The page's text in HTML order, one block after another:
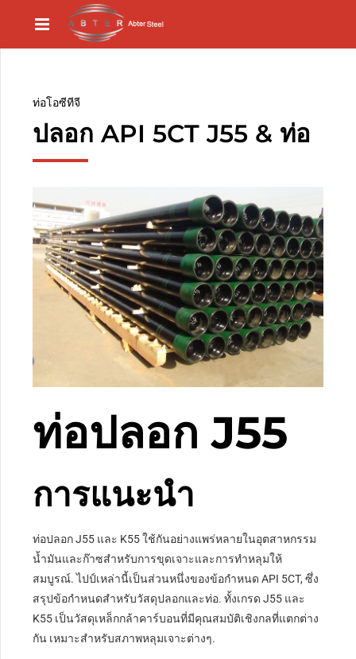
ท่อโอซีทีจี
ปลอก API 5CT J55 & ท่อ
ท่อปลอก J55
การแนะนำ
ท่อปลอก J55 และ K55 ใช้กันอย่างแพร่หลายในอุตสาหกรรม
น้ำมันและก๊าซสำหรับการขุดเจาะและการทำหลุมให้
สมบูรณ์. ไปป์เหล่านี้เป็นส่วนหนึ่งของข้อกำหนด API 5CT, ซึ่ง
สรุปข้อกำหนดสำหรับวัสดุปลอกและท่อ. ทั้งเกรด J55 และ
K55 เป็นวัสดุเหล็กกล้าคาร์บอนที่มีคุณสมบัติเชิงกลที่แตกต่าง
กัน เหมาะสำหรับสภาพหลุมเจาะต่างๆ.